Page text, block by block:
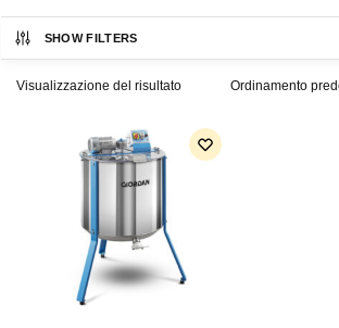
SHOW FILTERS
Visualizzazione del risultato